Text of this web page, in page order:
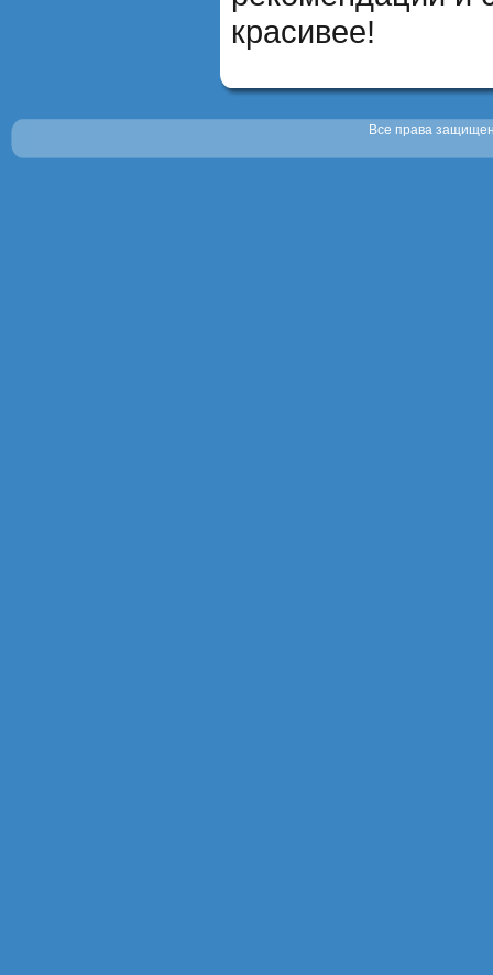
красивее!
Все права